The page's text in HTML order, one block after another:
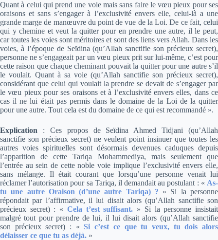
Quant à celui qui prend une voie mais sans faire le vœu pieux pour ses
oraisons et sans s’engager à l’exclusivité envers elle, celui-là a une
grande marge de manœuvre du point de vue de la Loi. De ce fait, celui
qui y chemine et veut la quitter pour en prendre une autre, il le peut,
car toutes les voies sont méritoires et sont des liens vers Allah. Dans les
voies, à l’époque de Seïdina (qu’Allah sanctifie son précieux secret),
personne ne s’engageait par un vœu pieux prit sur lui-même, c’est pour
cette raison que chaque cheminant pouvait la quitter pour une autre s’il
le voulait. Quant à sa voie (qu’Allah sanctifie son précieux secret),
considérant que celui qui voulait la prendre se devait de s’engager par
le vœu pieux pour ses oraisons et à l’exclusivité envers elles, dans ce
cas il ne lui était pas permis dans le domaine de la Loi de la quitter
pour une autre. Tout cela est du domaine de ce qui est recommandé ».
Explication : Ces propos de Seïdina Ahmed Tidjani (qu’Allah
sanctifie son précieux secret) ne veulent point insinuer que toutes les
autres voies spirituelles sont désormais devenues caduques depuis
l’apparition de cette Tariqa Mohammediya, mais seulement que
l’entrée au sein de cette noble voie implique l’exclusivité envers elle,
sans mélange. Il était courant que lorsqu’une personne venait lui
réclamer l’autorisation pour sa Tariqa, il demandait au postulant : « As-
tu une autre Oraison (d’une autre Tariqa) ? » Si la personne
répondait par l’affirmative, il lui disait alors (qu’Allah sanctifie son
précieux secret) : « Cela t’est suffisant. » Si la personne insistait
malgré tout pour prendre de lui, il lui disait alors (qu’Allah sanctifie
son précieux secret) : « Si c’est ce que tu veux, tu dois alors
délaisser ce que tu as déjà. »